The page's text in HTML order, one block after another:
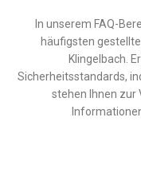
In unserem FAQ-
häufigsten
Klingelbach.
Sicherheitsstandards,
stehen Ihnen zur